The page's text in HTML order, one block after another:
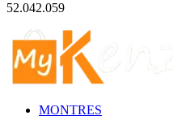
52.042.059
MONTRES